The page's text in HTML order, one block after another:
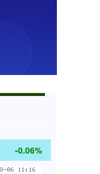
-0.06%